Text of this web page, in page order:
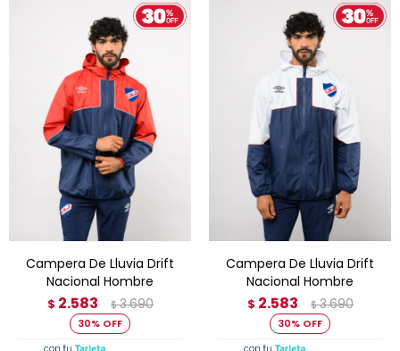
Campera De Lluvia Drift
Nacional Hombre
$ 2.583 $ 3.690
30
Campera De Lluvia Drift
Nacional Hombre
$ 2.583 $ 3.690
30